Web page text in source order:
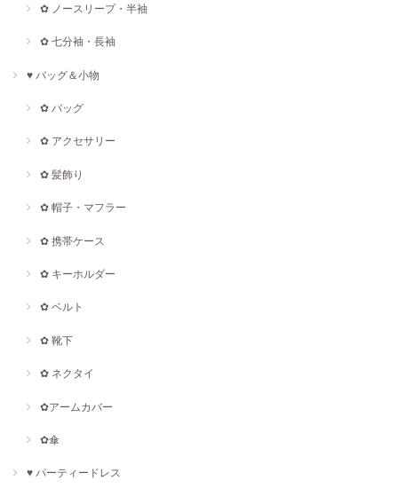
✿ ノースリープ・半袖
✿ 七分袖・長袖
♥ バッグ＆小物
✿ バッグ
✿ アクセサリー
✿ 髪飾り
✿ 帽子・マフラー
✿ 携帯ケース
✿ キーホルダー
✿ ベルト
✿ 靴下
✿ ネクタイ
✿アームカバー
✿傘
♥ パーティードレス